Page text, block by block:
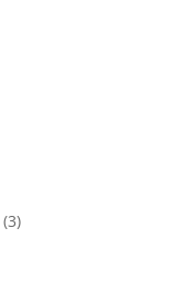
(3)